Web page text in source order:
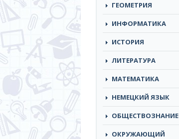
ГЕОМЕТРИЯ
ИНФОРМАТИКА
ИСТОРИЯ
ЛИТЕРАТУРА
МАТЕМАТИКА
НЕМЕЦКИЙ ЯЗЫК
ОБЩЕСТВОЗНАНИЕ
ОКРУЖАЮЩИЙ